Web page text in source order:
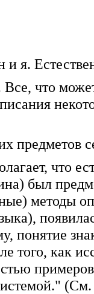
и я.
что
предметов
что
был
методы
понятие
того, как